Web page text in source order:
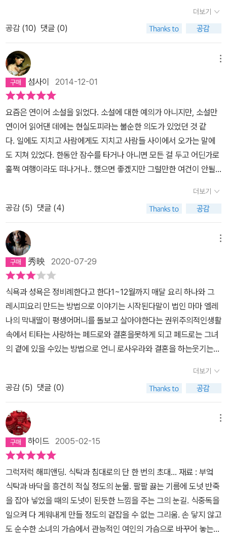
을 살아가기 위해선 용기가 필요하다.그리고 사랑도 용기가 필요하
다. by.jinna[Jun. 16, 2006 ~Jun. 18, 2006]
했다.흔히 사용하는 아름답다는 말로는 그 관능을 담아내지 못하고충
실히 묘사되는 멋진 음식들 역시 내가 아는 수식어로는 적당한 표현
을 할 수가 없다.어쨌거나 아름답고 뜨겁고 열정적이다.멋진 소설, 이
런 소설 덕분에 난 너무너무 행복하다!+이국의 요리는 낯설다. 재료
도 낯설고 조리법 또한 익숙치 않다.그러나 그 요리를 만드는 마음과
음식 속에 녹아내리는 감정은 충분히 온전하게 공감할 수 있다. 음식
의 맛은 속일 수 없다. 감정은 솔직하다.+소외되고 억압된 여성들의
상징이랄 수 있는 '부엌'이라는 공간이 여기서는 결코 음울하거나 제
한 된 소극적 공간이 아니다. 오히려 여성들로 하여금 가장 잘 파악하
고 있는 소재를 이용하여 능란한 솜씨로 그들만의 '무기'로 만들어낼
수 있는 해소구이자 창조의 작업 공간인 셈이다.+막내딸은 결혼도 연
애도 할 수 없고 한평생 어머니의 수발을 들어야 한다는 말도 안되는
전통이 생소하긴 하지만,사실 오래전 우리의 사연들 속에도 더하고
덜 하고를 가릴 수 없을 만큼 말도 안되는'전통'을 빙자한 굴레가 얼마
더보기
공감 (10) 댓글 (0)
섬사이 2014-12-01
요즘은 연이어 소설을 읽었다. 소설에 대한 예의가 아니지만, 소설만
연이어 읽어댄 데에는 현실도피라는 불순한 의도가 있었던 것 같
다. 일에도 지치고 사람에게도 지치고 사람들 사이에서 오가는 말에
도 지쳐 있었다. 한동안 잠수를 타거나 아니면 모든 걸 두고 어딘가로
훌쩍 여행이라도 떠나거나.. 했으면 좋겠지만 그럴만한 여건이 안될
침 무기력해져 있는 내게 <달콤 쌉싸름한 초콜릿>이라는 제목은 떨
어진 당을 보충해 주고 '원기회복! 활력충전!'을 보장하는 한 병의 드
링크제처럼 느껴졌다. 정말로 이 책은 태양이 시뻘겋게 작렬하는 바
다에서 갓 건져올린, 은빛 비늘을 눈부시게 반짝이며 펄떡펄떡 튀어
오르는 크고 힘센 물고기 같았다. '백리향 냄새와 월계수 잎사귀 향,
고수 향, 끓는 우유 향, 마늘 향과 함께 파스타를 넣은 수프 냄새가 진
동을 하는 가운데 부엌 식탁 위'에서 태어난 티타는 그녀의 탄생이 예
고했던대로 요리에 마술적이라고 해도 좋을 만큼 신비한 재주와 능력
을 타고 났다. 책을 읽어가면서 티타는 우리가 억눌러온 아름다운 본
성이 아닐까, 하는 생각이 들곤 했다. 인간의 식욕과 성욕. 식사 예절
이라든가 체면이라든가 하는 것들 때문에 우리가 가진 탐욕스러운 식
욕을 우아하게 포장하고, 성욕 또한 사회적 제도와 도덕적 규범의 틀
안에서 감춰거나 어두운 음지로 숨는다. 티타도 요리는 '요리법'이라
는 틀에, 성욕은 '막내딸은 결혼하지 않고 어머니를 모셔야 한다'는 관
데려가 달라고 소리 지르고 싶었다. 서로 사랑할 수 있는 곳으로, 따라
야만 하는 관습이 없는 곳으로, 어머니가 없는 곳으로 데려가 달라고
소리 지르고 싶었지만 목구멍에서는 아무 소리도 나오지 않았다. 말
은 목구멍에서 뒤엉켜서 밖으로 나오기도 전에 사그라졌다. (65
쪽) 티타는 이런 기분을 잘 알았다. 요리법에 나온 대로 따르지 않고
요리할 때 느끼는 두려움과 비슷한 기분이었다. 그럴 때마다 티타는
마마 엘레나가 기필코 틀린 부분을 찾아내서 자기가 만든 음식을 칭
찬하기는커녕 조리법을 제대로 지키지 않았다고 호통을 칠 거라고 확
신했다. 하지만 어머니가 부엌과.... 그리고 인생에서 무조건적으로 강
더보기
공감 (5) 댓글 (4)
秀映 2020-07-29
식욕과 성욕은 정비례한다고 한다1~12월까지 매달 요리 하나와 그
레시피요리 만드는 방법으로 이야기는 시작된다말이 법인 마마 엘레
나의 막내딸이 평생어머니를 돌보고 살아야한다는 권위주의적인생활
속에서 티타는 사랑하는 페드로와 결혼을못하게 되고 페드로는 그녀
의 곁에 있을 수있는 방법으로 언니 로사우라와 결혼을 하는웃기는
나름 노력한다사람좋은 브라운 박사를 만나게 되고 그에게청혼을 받
게 되나 페드로때문에 거절하게 되고 둘은 불에 타 죽게 된다 익숙치
않은 멕시코 요리에 대해 책에서 읽게 되지만 요리에 관심이 없어서
인지검색도 해보지 않고 그냥 넘어가버렸다어차피 편식이 심한 나는
못먹을 재료들로만든 음식들이라다른 여자와 20여년 넘게 산 남자를
사랑하며 살아온 티타 그런 경험을 해본 나로서는 그럴 만한 가치가
있나 하는 생각을 하게 된다시간이 지나고 보니 그 사랑이 참 별 거아
니던데 자신을 진심으로 사랑하고 존경해주는브라운 박사와 결혼해
서 보란듯이 행복하게잘 살았으면 좋았을텐데 티타는 바보다 ˝티타,
당신이 존과 결혼하려는 게 얼마나 엄청난 실수인지 말하고 싶었어
요. 아직늦지 않았어요. 제발 그 청혼을 받아들이지말아요. 제발!˝˝페
드로, 당신은 나에게 이래라저래라 할 수 없어요. 당신이 결혼할 때 그
더보기
공감 (5) 댓글 (0)
하이드 2005-02-15
그럭저럭 해피앤딩. 식탁과 침대로의 단 한 번의 초대... 재료 : 부엌
식탁과 바닥을 흥건히 적실 정도의 눈물. 팔팔 끓는 기름에 도넛 반죽
을 잡아 넣었을 때의 도넛이 된듯한 느낌을 주는 그의 눈길. 식중독을
일으켜 다 게워내게 만들 정도의 겉잡을 수 없는 그리움. 손 닿지 않고
도 순수한 소녀의 가슴에서 관능적인 여인의 가슴으로 바꾸어 놓는